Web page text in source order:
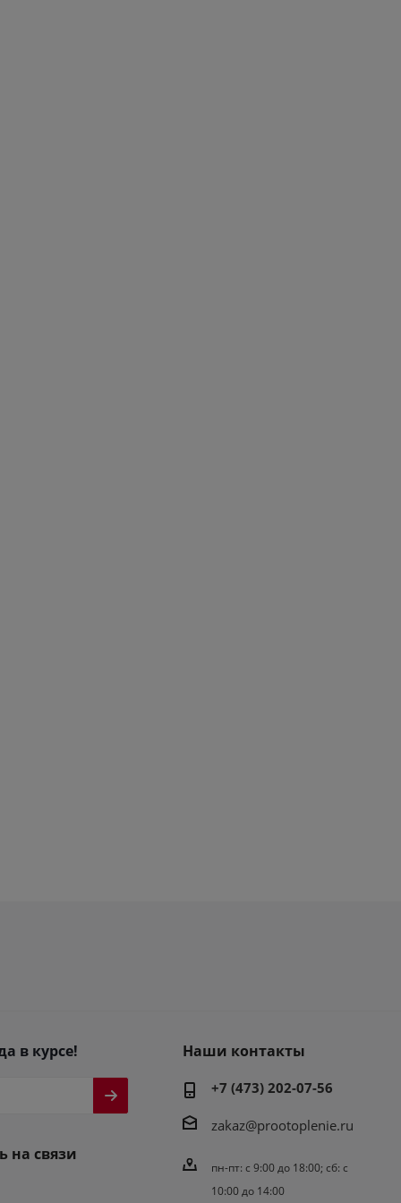
в курсе!
на связи
Наши контакты
+7 (473) 202-07-56
zakaz@prootoplenie.ru
пн-пт: c 9:00 до 18:00; сб: с
10:00 до 14:00